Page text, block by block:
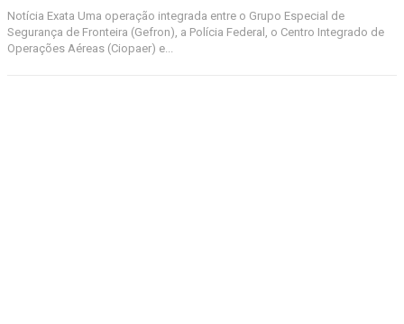
Notícia Exata Uma operação integrada entre o Grupo Especial de
Segurança de Fronteira (Gefron), a Polícia Federal, o Centro Integrado de
Operações Aéreas (Ciopaer) e...